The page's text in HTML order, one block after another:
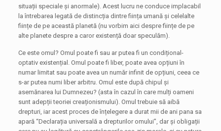
situații speciale și anormale). Acest lucru ne conduce implacabil
la întrebarea legată de distincția dintre ființa umană și celelalte
ființe de pe această planetă (nu vorbim aici despre ființe de pe
alte planete despre a caror existență doar speculăm).
Ce este omul? Omul poate fi sau ar putea fi un condițional-
optativ existențial. Omul poate fi liber, poate avea opțiuni în
numar limitat sau poate avea un număr infinit de opțiuni, ceea ce
s-ar putea numi liber arbitru. Omul este după chipul și
asemănarea lui Dumnezeu? (asta în cazul în care mulți oameni
sunt adepții teoriei creaționismului). Omul trebuie să aibă
drepturi, iar acest proces de înțelegere a durat mii de ani pana sa
apară “Declarația universală a drepturilor omului”, dar și obligații